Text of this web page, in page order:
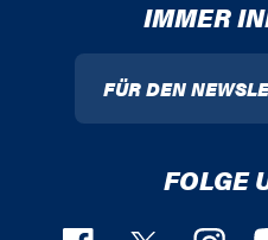
IMMER
FÜR DEN
FOLGE